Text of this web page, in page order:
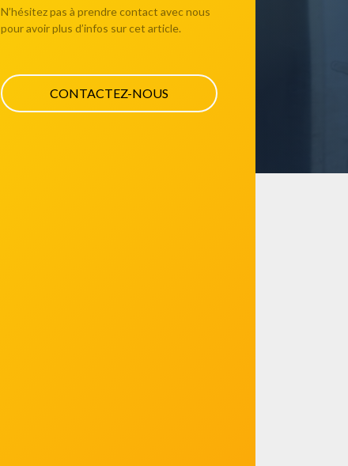
N’hésitez pas à prendre contact avec nous
pour avoir plus d’infos sur cet article.
CONTACTEZ-NOUS